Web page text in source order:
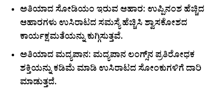
ಅತಿಯಾದ ಸೋಡಿಯಂ ಇರುವ ಆಹಾರ: ಉಪ್ಪಿನಂಶ ಹೆಚ್ಚಿದ
ಆಹಾರಗಳು ಉಸಿರಾಟದ ಸಮಸ್ಯೆ ಹೆಚ್ಚಿಸಿ ಶ್ವಾಸಕೋಶದ
ಕಾರ್ಯಕ್ಷಮತೆಯನ್ನು ಕುಗ್ಗಿಸುತ್ತವೆ.
ಅತಿಯಾದ ಮದ್ಯಪಾನ: ಮದ್ಯಪಾನ ಲಂಗ್ಸ್‌ನ ಪ್ರತಿರೋಧಕ
ಶಕ್ತಿಯನ್ನು ಕಡಿಮೆ ಮಾಡಿ ಉಸಿರಾಟದ ಸೋಂಕುಗಳಿಗೆ ದಾರಿ
ಮಾಡುತ್ತದೆ.